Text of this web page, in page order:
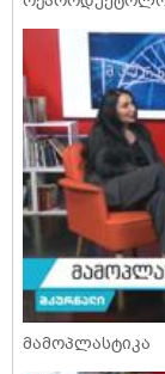
მამოპლასტიკა